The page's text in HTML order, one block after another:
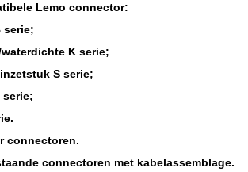
Lemo connector:
serie;
K serie;
S serie;
serie;
connectoren.
connectoren met kabelassemblage.